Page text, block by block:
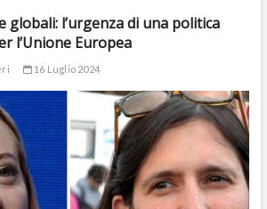
globali: l’urgenza di una politica
l’Unione Europea
16 Luglio 2024